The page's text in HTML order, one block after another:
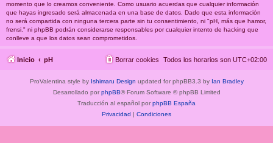
momento que lo creamos conveniente. Como usuario acuerdas que cualquier información
que hayas ingresado será almacenada en una base de datos. Dado que esta información
no será compartida con ninguna tercera parte sin tu consentimiento, ni "pH, más que hamor,
frensi." ni phpBB podrán considerarse responsables por cualquier intento de hacking que
conlleve a que los datos sean comprometidos.
Inicio pH Todos los horarios son UTC+02:00
Borrar cookies
ProValentina style by Ishimaru Design updated for phpBB3.3 by Ian Bradley
Desarrollado por phpBB® Forum Software © phpBB Limited
Traducción al español por phpBB España
Privacidad | Condiciones